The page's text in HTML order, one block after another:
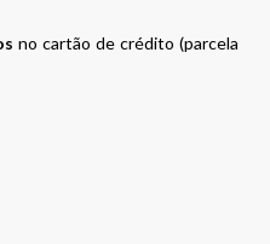
no cartão de crédito (parcela